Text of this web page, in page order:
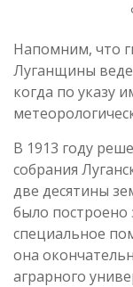
Напомним, что
Луганщины
когда по указу
В 1913 году
собрания
две десятины
было построено
специальное
она
аграрного